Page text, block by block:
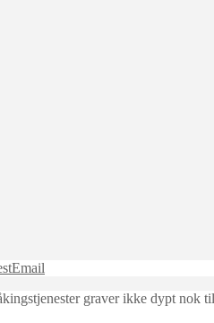
Email
graver ikke dypt nok